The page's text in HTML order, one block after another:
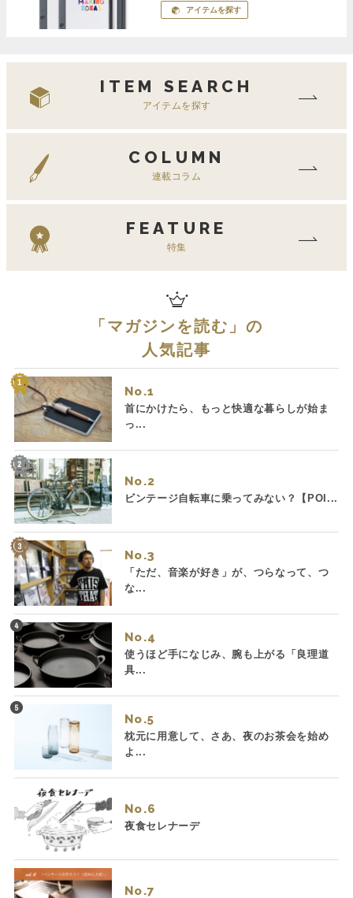
アイテムを探す
ITEM SEARCH
アイテムを探す
COLUMN
連載コラム
FEATURE
特集
「 マガジンを読む 」の
人気記事
No.
首にかけたら、もっと快適な暮らしが始ま
っ...
No.
ビンテージ自転車に乗ってみない？【POI...
No.
「ただ、音楽が好き」が、つらなって、つ
な...
No.
使うほど手になじみ、腕も上がる「良理道
具...
No.
枕元に用意して、さあ、夜のお茶会を始め
よ...
No.
夜食セレナーデ
No.